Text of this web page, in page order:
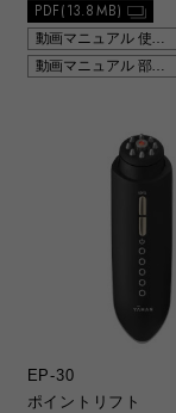
PDF(13.8MB)
EP-30
ポイントリフト